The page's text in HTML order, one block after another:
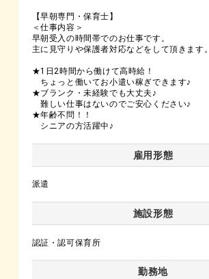
【早朝専門・保育士】
＜仕事内容＞
早朝受入の時間帯でのお仕事です。
主に見守りや保護者対応などをして頂きます。
★1日2時間から働けて高時給！
ちょっと働いてお小遣い稼ぎできます♪
★ブランク・未経験でも大丈夫♪
難しい仕事はないのでご安心ください♪
★年齢不問！！
シニアの方活躍中♪
雇用形態
派遣
施設形態
認証・認可保育所
勤務地